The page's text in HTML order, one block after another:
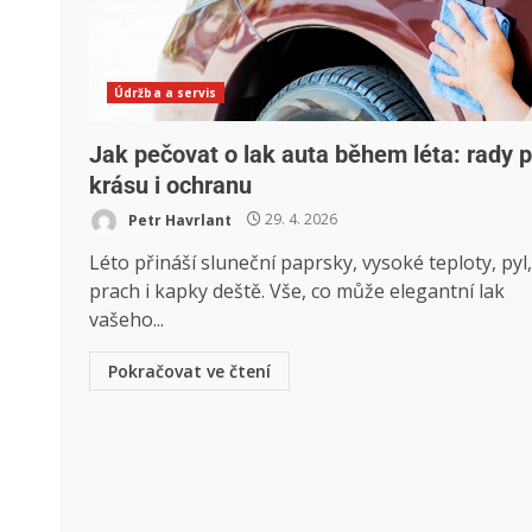
Údržba a servis
Jak pečovat o lak auta během léta: rady
krásu i ochranu
Petr Havrlant 29. 4. 2026
Léto přináší sluneční paprsky, vysoké teploty, pyl,
prach i kapky deště. Vše, co může elegantní lak
vašeho...
Pokračovat ve čtení